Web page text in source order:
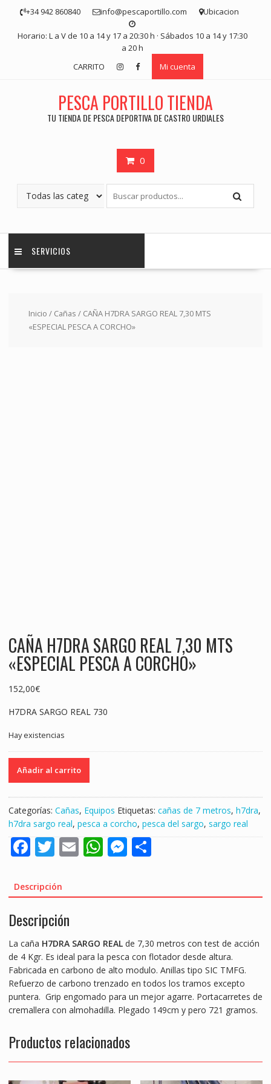
contenido
+34 942 860840 info@pescaportillo.com Ubicacion
Horario: L a V de 10 a 14 y 17 a 20:30 h · Sábados 10 a 14 y 17:30
a 20 h
CARRITO
Mi cuenta
PESCA PORTILLO TIENDA
TU TIENDA DE PESCA DEPORTIVA DE CASTRO URDIALES
0
SERVICIOS
Inicio / Cañas / CAÑA H7DRA SARGO REAL 7,30 MTS
«ESPECIAL PESCA A CORCHO»
CAÑA H7DRA SARGO REAL 7,30 MTS
«ESPECIAL PESCA A CORCHO»
152,00€
H7DRA SARGO REAL 730
Hay existencias
7,30
MTS
"ESPECIAL
PESCA
CORCHO"
cantidad
Añadir al carrito
Categorías: Cañas, Equipos Etiquetas: cañas de 7 metros, h7dra,
h7dra sargo real, pesca a corcho, pesca del sargo, sargo real
F
e
b
o
o
k
T
itt
er
E
l
W
s
p
p
M
e
g
er
S
e
Descripción
Descripción
La caña H7DRA SARGO REALde 7,30 metros con test de acción
de 4 Kgr. Es ideal para la pesca con flotador desde altura.
Fabricada en carbono de alto modulo. Anillas tipo SIC TMFG.
Refuerzo de carbono trenzado en todos los tramos excepto
puntera. Grip engomado para un mejor agarre. Portacarretes de
cremallera con almohadilla. Plegado 149cm y pero 721 gramos.
Productos relacionados